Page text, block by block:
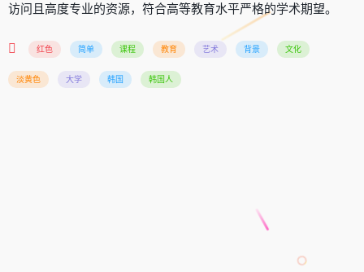
访问且高度专业的资源，符合高等教育水平严格的学术期望。
红色 简单 课程 教育 艺术 背景 文化
淡黄色 大学 韩国 韩国人